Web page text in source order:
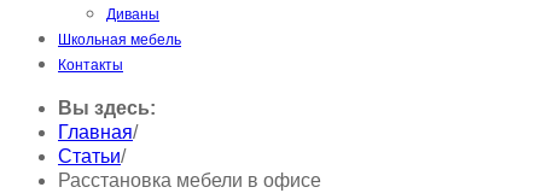
Диваны
Школьная мебель
Контакты
Вы здесь:
Главная/
Статьи/
Расстановка мебели в офисе